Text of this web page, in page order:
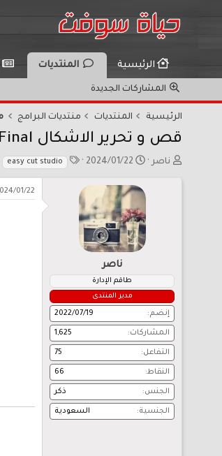
الرئيسية المنتديات
المشاركات الجديدة
الرئيسية المنتديات منتديات البرامج
قص و تحرير الاشكال Easy Cut Studio 5.030 (x64) Final
ب
ع
ناصر
ت
ر
خ
ا
ل
ب
ء
2024/01/22
ا easy cut studio
ناصر
طاقم الإدارة
مدير المنتدى
إنضم 2022/07/19
المشاركات 1,625
التفاعل 75
النقاط 66
الجنس ذكر
الجنسية السعودية
01/22